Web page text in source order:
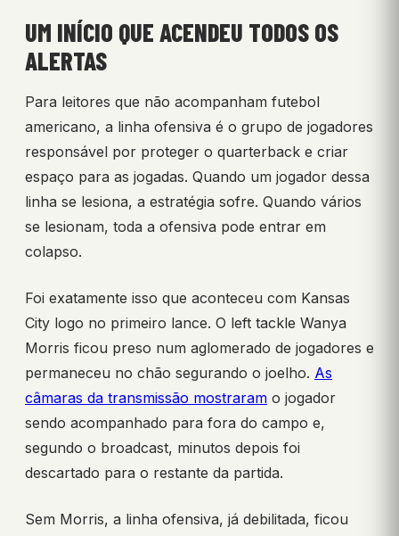
UM INÍCIO QUE ACENDEU TODOS OS
ALERTAS
Para leitores que não acompanham futebol
americano, a linha ofensiva é o grupo de jogadores
responsável por proteger o quarterback e criar
espaço para as jogadas. Quando um jogador dessa
linha se lesiona, a estratégia sofre. Quando vários
se lesionam, toda a ofensiva pode entrar em
colapso.
Foi exatamente isso que aconteceu com Kansas
City logo no primeiro lance. O left tackle Wanya
Morris ficou preso num aglomerado de jogadores e
permaneceu no chão segurando o joelho. As
câmaras da transmissão mostraram o jogador
sendo acompanhado para fora do campo e,
segundo o broadcast, minutos depois foi
descartado para o restante da partida.
Sem Morris, a linha ofensiva, já debilitada, ficou